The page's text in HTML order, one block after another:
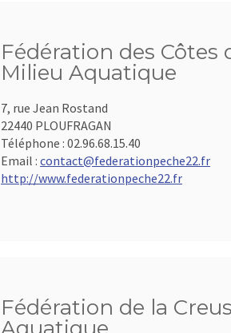
Fédération des
Milieu Aquatique
7, rue Jean Rostand
22440 PLOUFRAGAN
Téléphone : 02.96.68.15.40
Email : contact@federationpeche22.fr
http://www.federationpeche22.fr
Fédération de la